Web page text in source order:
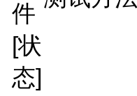
件
[状
态]